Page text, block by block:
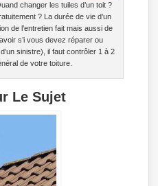
changer les tuiles d’un toit ?
? La durée de vie d’un
de l’entretien fait mais aussi de
s’i vous devez réparer ou
sinistre), il faut contrôler 1 à 2
de votre toiture.
Le Sujet